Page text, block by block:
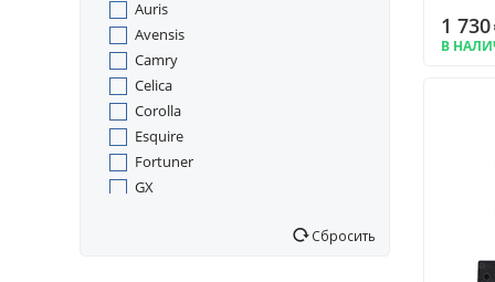
Volkswagen
Volvo
ГАЗ
УАЗ (UAZ)
универсальный
Auris
Avensis
Camry
Celica
Corolla
Esquire
Fortuner
GX
Сбросить
1 730
В